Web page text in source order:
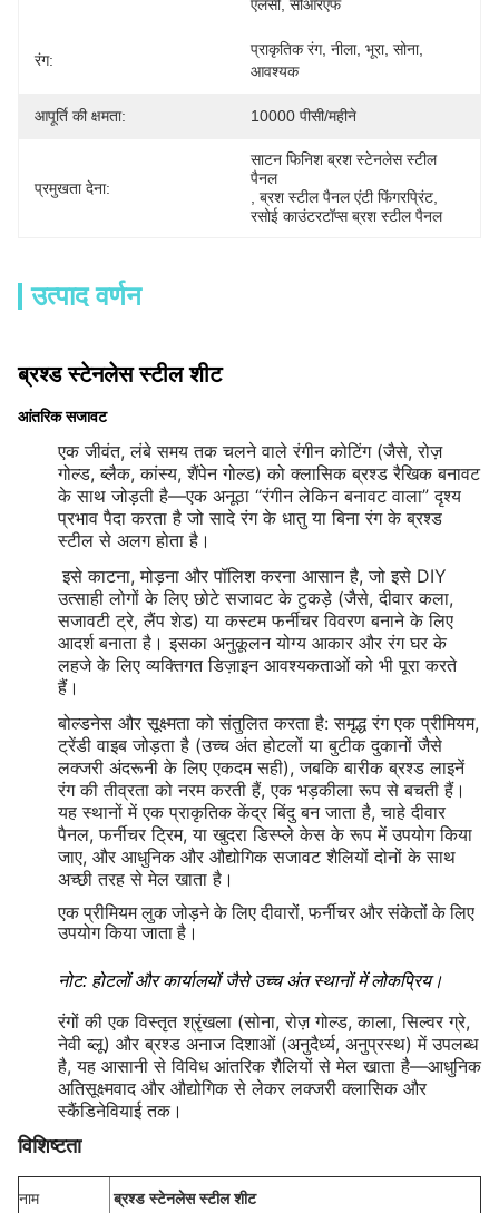
एलसी, सीआरएफ
रंग:
प्राकृतिक रंग, नीला, भूरा, सोना,
आवश्यक
आपूर्ति की क्षमता: 10000 पीसी/महीने
प्रमुखता देना:
साटन फिनिश ब्रश स्टेनलेस स्टील
पैनल
ब्रश स्टील पैनल एंटी फिंगरप्रिंट
रसोई काउंटरटॉप्स ब्रश स्टील पैनल
उत्पाद वर्णन
ब्रश्ड स्टेनलेस स्टील शीट
आंतरिक सजावट
एक जीवंत, लंबे समय तक चलने वाले रंगीन कोटिंग (जैसे, रोज़
गोल्ड, ब्लैक, कांस्य, शैंपेन गोल्ड) को क्लासिक ब्रश्ड रैखिक बनावट
के साथ जोड़ती है—एक अनूठा “रंगीन लेकिन बनावट वाला” दृश्य
प्रभाव पैदा करता है जो सादे रंग के धातु या बिना रंग के ब्रश्ड
स्टील से अलग होता है।
इसे काटना, मोड़ना और पॉलिश करना आसान है, जो इसे DIY
उत्साही लोगों के लिए छोटे सजावट के टुकड़े (जैसे, दीवार कला,
सजावटी ट्रे, लैंप शेड) या कस्टम फर्नीचर विवरण बनाने के लिए
आदर्श बनाता है। इसका अनुकूलन योग्य आकार और रंग घर के
लहजे के लिए व्यक्तिगत डिज़ाइन आवश्यकताओं को भी पूरा करते
हैं।
बोल्डनेस और सूक्ष्मता को संतुलित करता है: समृद्ध रंग एक प्रीमियम,
ट्रेंडी वाइब जोड़ता है (उच्च अंत होटलों या बुटीक दुकानों जैसे
लक्जरी अंदरूनी के लिए एकदम सही), जबकि बारीक ब्रश्ड लाइनें
रंग की तीव्रता को नरम करती हैं, एक भड़कीला रूप से बचती हैं।
यह स्थानों में एक प्राकृतिक केंद्र बिंदु बन जाता है, चाहे दीवार
पैनल, फर्नीचर ट्रिम, या खुदरा डिस्प्ले केस के रूप में उपयोग किया
जाए, और आधुनिक और औद्योगिक सजावट शैलियों दोनों के साथ
अच्छी तरह से मेल खाता है।
एक प्रीमियम लुक जोड़ने के लिए दीवारों, फर्नीचर और संकेतों के लिए
उपयोग किया जाता है।
नोट: होटलों और कार्यालयों जैसे उच्च अंत स्थानों में लोकप्रिय।
रंगों की एक विस्तृत श्रृंखला (सोना, रोज़ गोल्ड, काला, सिल्वर ग्रे,
नेवी ब्लू) और ब्रश्ड अनाज दिशाओं (अनुदैर्ध्य, अनुप्रस्थ) में उपलब्ध
है, यह आसानी से विविध आंतरिक शैलियों से मेल खाता है—आधुनिक
अतिसूक्ष्मवाद और औद्योगिक से लेकर लक्जरी क्लासिक और
स्कैंडिनेवियाई तक।
विशिष्टता
नाम
ब्रश्ड स्टेनलेस स्टील शीट